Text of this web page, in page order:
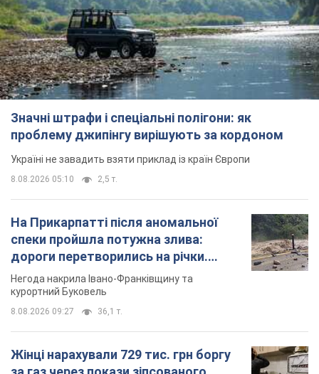
На Прикарпатті після аномальної
спеки пройшла потужна злива:
дороги перетворились на річки.
Відео
Негода накрила Івано-Франківщину та
8.08.2026 09:27
Жінці нарахували 729 тис. грн боргу
за газ через покази зіпсованого
лічильника: суддя ухвалив
неочікуване рішення
Чи треба платити борг через донарахування
8.08.2026 14:43 31,7 т.